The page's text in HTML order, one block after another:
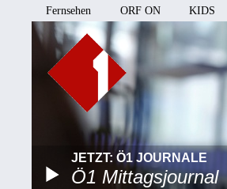
Fernsehen ORF ON KIDS
JETZT: Ö1 JOURNALE
Ö1 Mittagsjournal